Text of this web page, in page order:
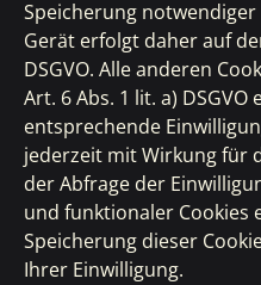
Speicherung
Gerät erfolgt daher auf
DSGVO. Alle anderen
Art. 6 Abs. 1 lit. a)
entsprechende
jederzeit mit Wirkung für
der Abfrage der
und funktionaler Cookies
Speicherung dieser
Ihrer Einwilligung.